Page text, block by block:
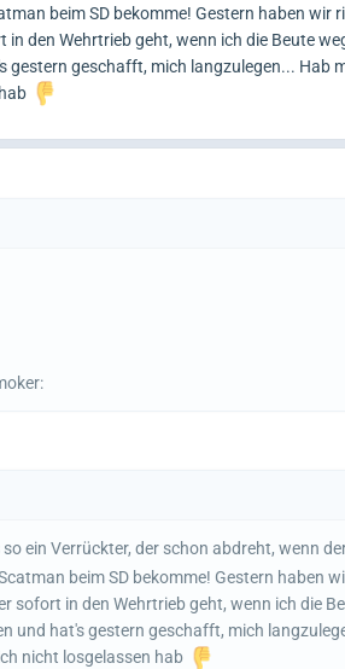
beim SD bekomme! Gestern haben
den Wehrtrieb geht, wenn ich die Beute
geschafft, mich langzulegen... Hab
ein Verrückter, der schon abdreht, wenn
beim SD bekomme! Gestern haben
sofort in den Wehrtrieb geht, wenn ich die
und hat's gestern geschafft, mich
nicht losgelassen hab